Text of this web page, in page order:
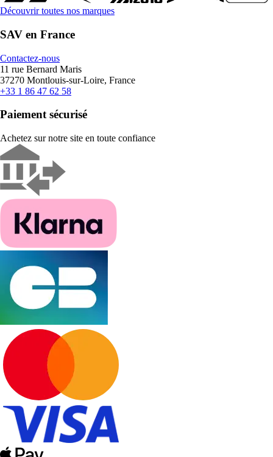
Découvrir toutes nos marques
SAV en France
Contactez-nous
11 rue Bernard Maris
37270 Montlouis-sur-Loire, France
+33 1 86 47 62 58
Paiement sécurisé
Achetez sur notre site en toute confiance